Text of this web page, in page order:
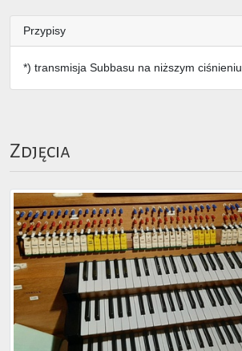
Przypisy
*) transmisja Subbasu na niższym ciśnieniu
Zdjęcia